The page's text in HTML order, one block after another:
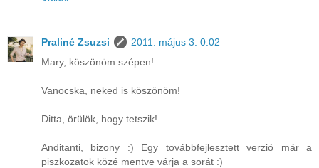
Praliné Zsuzsi
2011. május 3. 0:02
Mary, köszönöm szépen!
Vanocska, neked is köszönöm!
Ditta, örülök, hogy tetszik!
Anditanti, bizony :) Egy továbbfejlesztett verzió már a
piszkozatok közé mentve várja a sorát :)